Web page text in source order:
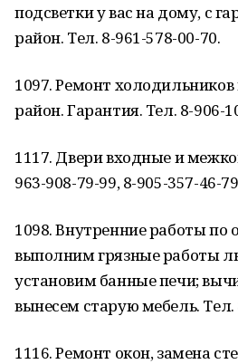
подсветки у вас на дому, с
район. Тел. 8-961-578-00-70.
1097. Ремонт
район. Гарантия. Тел. 8-906-
1117. Двери входные и
963-908-79-99, 8-905-357-46-
1098. Внутренние работы
выполним грязные работы
установим банные печи;
вынесем старую мебель. Тел.
1116. Ремонт окон, замена